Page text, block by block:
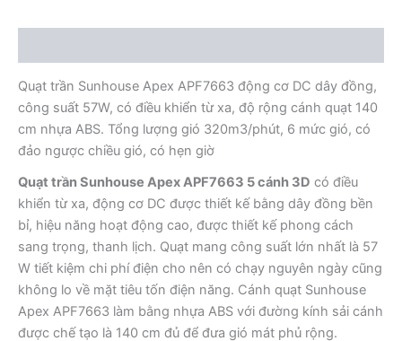
Quạt trần Sunhouse Apex APF7663 động cơ DC dây đồng,
công suất 57W, có điều khiển từ xa, độ rộng cánh quạt 140
cm nhựa ABS. Tổng lượng gió 320m3/phút, 6 mức gió, có
đảo ngược chiều gió, có hẹn giờ
Quạt trần Sunhouse Apex APF7663 5 cánh 3D có điều
khiển từ xa, động cơ DC được thiết kế bằng dây đồng bền
bỉ, hiệu năng hoạt động cao, được thiết kế phong cách
sang trọng, thanh lịch. Quạt mang công suất lớn nhất là 57
W tiết kiệm chi phí điện cho nên có chạy nguyên ngày cũng
không lo về mặt tiêu tốn điện năng. Cánh quạt Sunhouse
Apex APF7663 làm bằng nhựa ABS với đường kính sải cánh
được chế tạo là 140 cm đủ để đưa gió mát phủ rộng.